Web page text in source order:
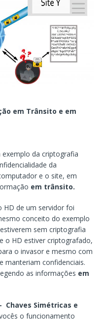
em Trânsito e em
da criptografia
da
e o site, em
em trânsito.
HD de um servidor foi
conceito do exemplo
sem criptografia
o HD estiver criptografado,
o invasor e mesmo com
manteriam confidenciais.
as informações em
Chaves Simétricas e
o funcionamento